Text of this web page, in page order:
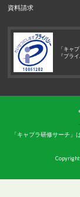
資料請求
「キャ
『プラ
「キャプラ研修サーチ